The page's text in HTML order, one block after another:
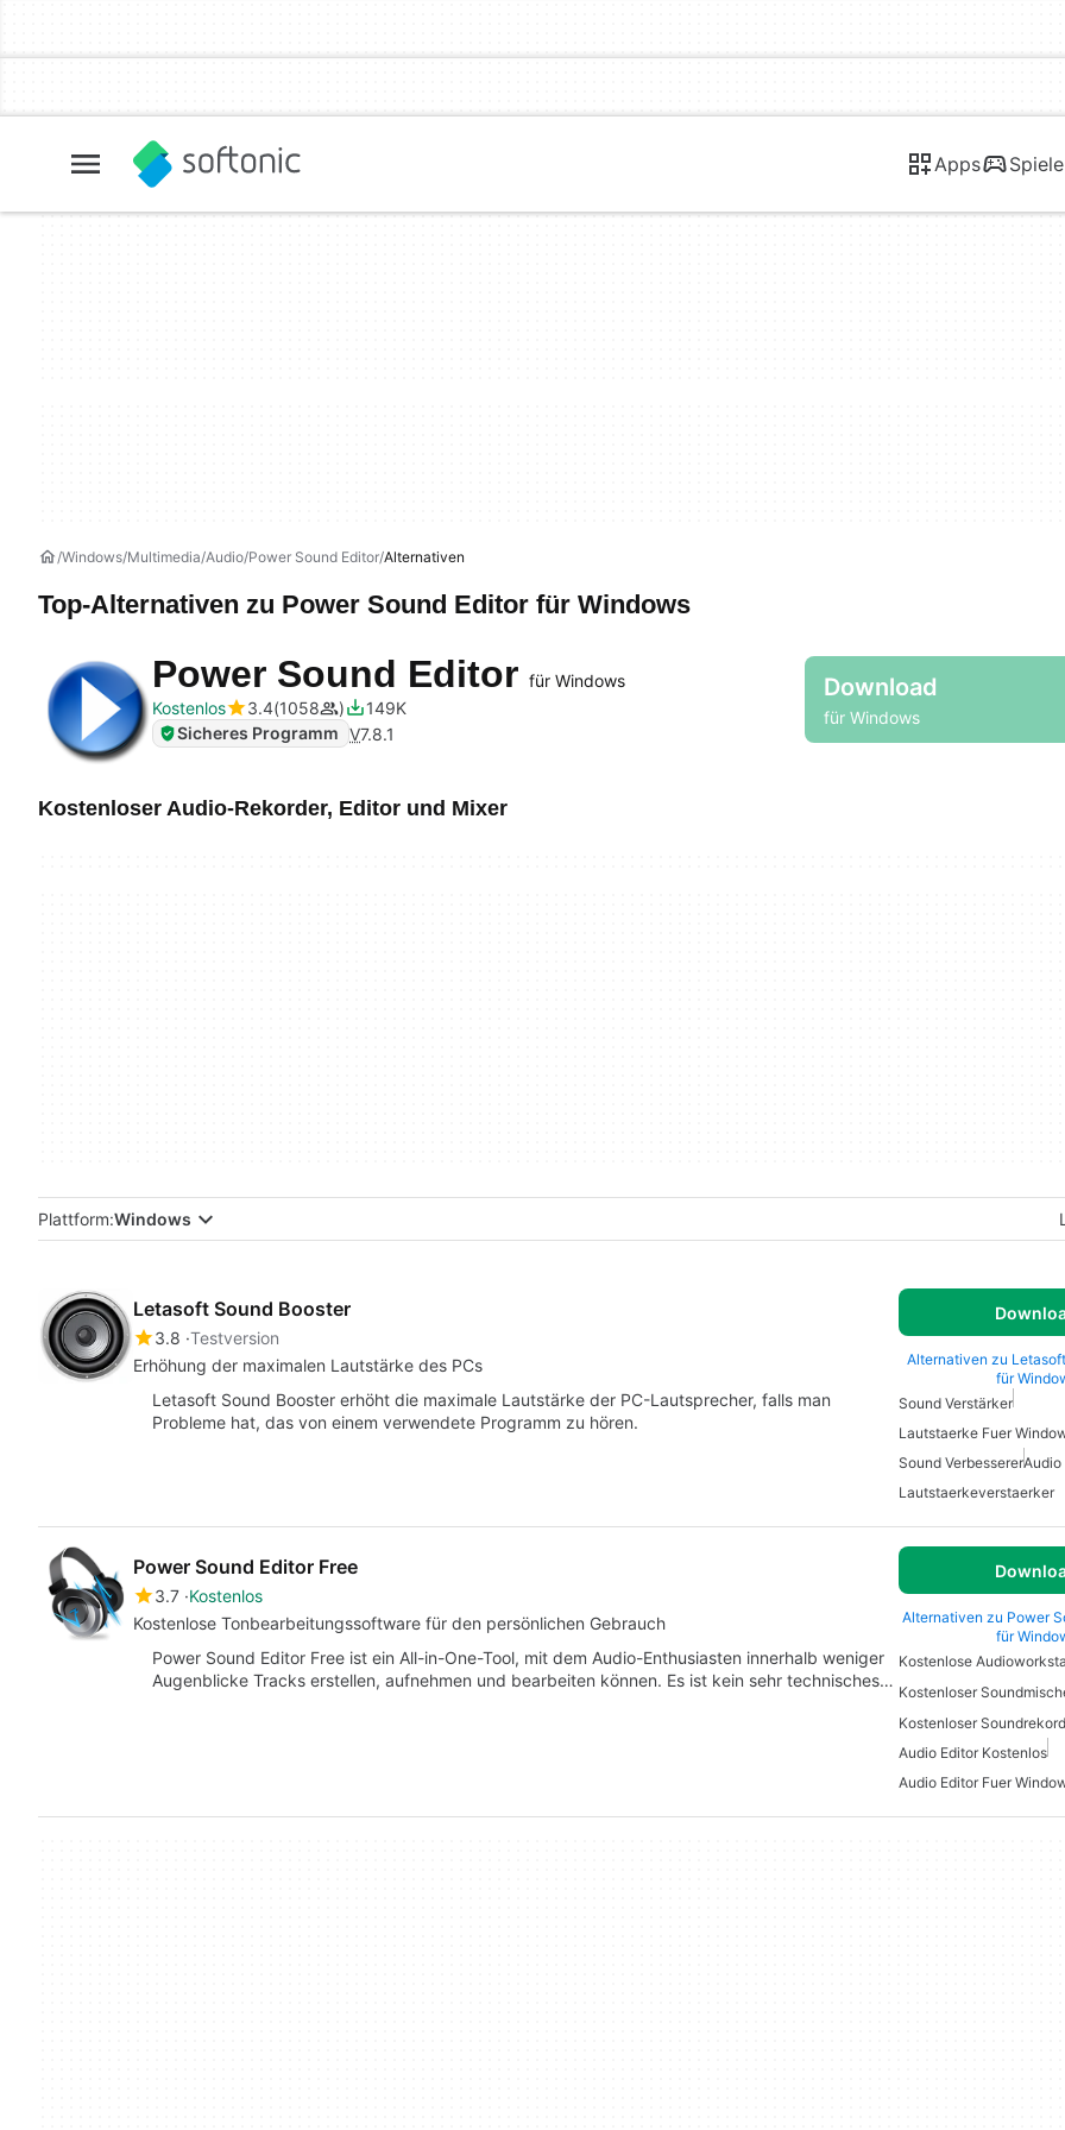
Apps Spiele
Windows Multimedia Audio Power Sound Editor Alternativen
Top-Alternativen zu Power Sound Editor für Windows
Power Sound Editor für Windows
Kostenlos
3.4 1058
149K
Sicheres Programm V7.8.1
Download
für Windows
Kostenloser Audio-Rekorder, Editor und Mixer
Plattform:Windows
Letasoft Sound Booster
3.8 Testversion
Erhöhung der maximalen Lautstärke des PCs
Alternativen zu
für
Letasoft Sound Booster erhöht die maximale Lautstärke der PC-Lautsprecher, falls man
Probleme hat, das von einem verwendete Programm zu hören.
Sound Verstärker
Lautstaerke Fuer
Sound VerbessererAudio
Lautstaerkeverstaerker
Power Sound Editor Free
3.7 Kostenlos
Kostenlose Tonbearbeitungssoftware für den persönlichen Gebrauch
Alternativen zu Power
für
Power Sound Editor Free ist ein All-in-One-Tool, mit dem Audio-Enthusiasten innerhalb weniger
Augenblicke Tracks erstellen, aufnehmen und bearbeiten können. Es ist kein sehr technisches…
Kostenlose
Audio Editor Kostenlos
Audio Editor Fuer